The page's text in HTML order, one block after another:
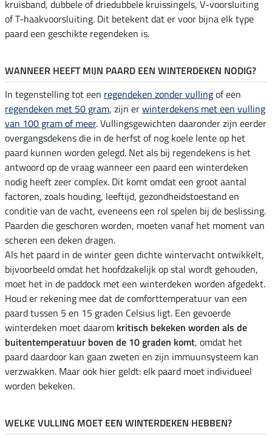
kruisband, dubbele of driedubbele kruissingels, V-voorsluiting
of T-haakvoorsluiting. Dit betekent dat er voor bijna elk type
paard een geschikte regendeken is.
WANNEER HEEFT MIJN PAARD EEN WINTERDEKEN NODIG?
In tegenstelling tot een regendeken zonder vullingof een
regendeken met 50 gram, zijn erwinterdekens met een vulling
van 100 gram of meer. Vullingsgewichten daaronder zijn eerder
overgangsdekens die in de herfst of nog koele lente op het
paard kunnen worden gelegd. Net als bij regendekens is het
antwoord op de vraag wanneer een paard een winterdeken
nodig heeft zeer complex. Dit komt omdat een groot aantal
factoren, zoals houding, leeftijd, gezondheidstoestand en
conditie van de vacht, eveneens een rol spelen bij de beslissing.
Paarden die geschoren worden, moeten vanaf het moment van
scheren een deken dragen.
Als het paard in de winter geen dichte wintervacht ontwikkelt,
bijvoorbeeld omdat het hoofdzakelijk op stal wordt gehouden,
moet het in de paddock met een winterdeken worden afgedekt.
Houd er rekening mee dat de comforttemperatuur van een
paard tussen 5 en 15 graden Celsius ligt. Een gevoerde
winterdeken moet daarom kritisch bekeken worden als de
buitentemperatuur boven de 10 graden komt, omdat het
paard daardoor kan gaan zweten en zijn immuunsysteem kan
verzwakken. Maar ook hier geldt: elk paard moet individueel
worden bekeken.
WELKE VULLING MOET EEN WINTERDEKEN HEBBEN?